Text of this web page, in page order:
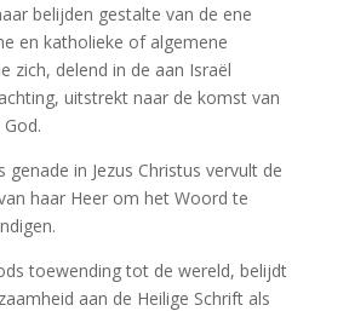
belijden gestalte van de ene
en katholieke of algemene
zich, delend in de aan Israël
uitstrekt naar de komst van
genade in Jezus Christus vervult de
haar Heer om het Woord te
toewending tot de wereld, belijdt
aan de Heilige Schrift als